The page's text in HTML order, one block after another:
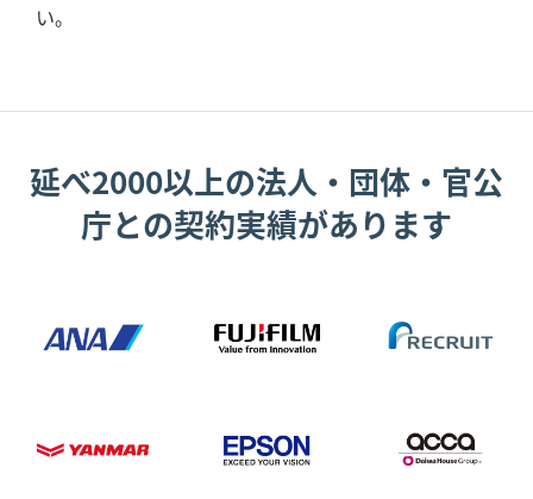
い。
延べ2000以上の法人・団体・官公
庁との契約実績があります